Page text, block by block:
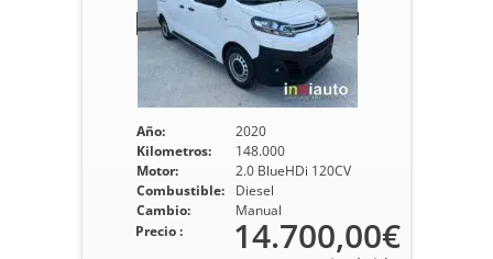
Año:
2020
Kilometros:
148.000
Motor:
2.0 BlueHDi 120CV
Combustible:
Diesel
Cambio:
Manual
Precio : 14.700,00€